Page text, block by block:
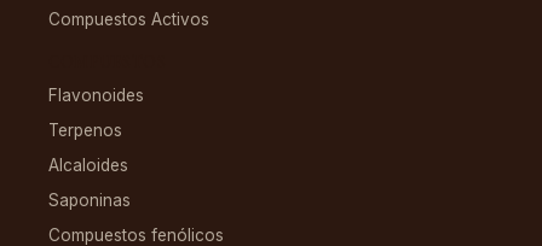
Compuestos Activos
Flavonoides
Terpenos
Alcaloides
Saponinas
Compuestos fenólicos